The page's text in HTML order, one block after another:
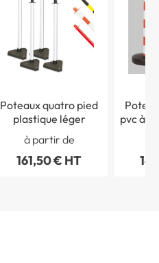
Poteaux quatro pied
plastique léger
à partir de
161,50 € HT
pvc à